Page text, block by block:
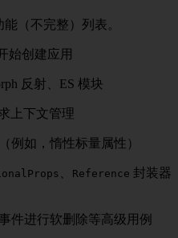
（不完整）列表。
始创建应用
反射、ES 模块
上下文管理
例如，惰性标量属性）
Reference 封装器
件进行软删除等高级用例